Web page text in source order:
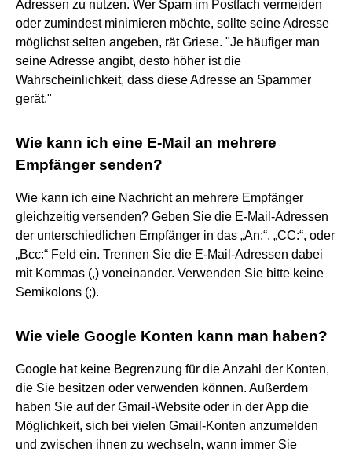
Adressen zu nutzen. Wer Spam im Postfach vermeiden
oder zumindest minimieren möchte, sollte seine Adresse
möglichst selten angeben, rät Griese. "Je häufiger man
seine Adresse angibt, desto höher ist die
Wahrscheinlichkeit, dass diese Adresse an Spammer
gerät."
Wie kann ich eine E-Mail an mehrere
Empfänger senden?
Wie kann ich eine Nachricht an mehrere Empfänger
gleichzeitig versenden? Geben Sie die E-Mail-Adressen
der unterschiedlichen Empfänger in das „An:“, „CC:“, oder
„Bcc:“ Feld ein. Trennen Sie die E-Mail-Adressen dabei
mit Kommas (,) voneinander. Verwenden Sie bitte keine
Semikolons (;).
Wie viele Google Konten kann man haben?
Google hat keine Begrenzung für die Anzahl der Konten,
die Sie besitzen oder verwenden können. Außerdem
haben Sie auf der Gmail-Website oder in der App die
Möglichkeit, sich bei vielen Gmail-Konten anzumelden
und zwischen ihnen zu wechseln, wann immer Sie